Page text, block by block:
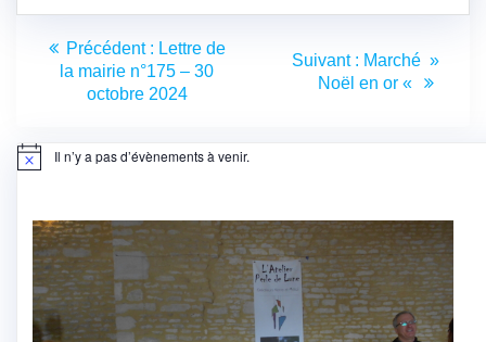
Navigation
Précédent : Article
précédent
:
Lettre de
la mairie n°175 – 30
octobre 2024
Suivant : Article
suivant
Marché »
Noël en or «
Notice Il n’y a pas d’évènements à venir.